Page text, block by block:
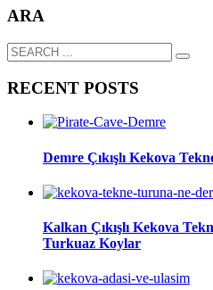
ARA
RECENT POSTS
Demre Çıkışlı Kekova
Kalkan Çıkışlı Kekova
Turkuaz Koylar